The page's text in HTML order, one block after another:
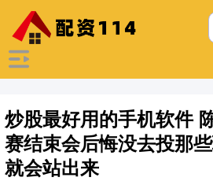
炒股最好用的手机软件
赛结束会后悔没去投那
就会站出来